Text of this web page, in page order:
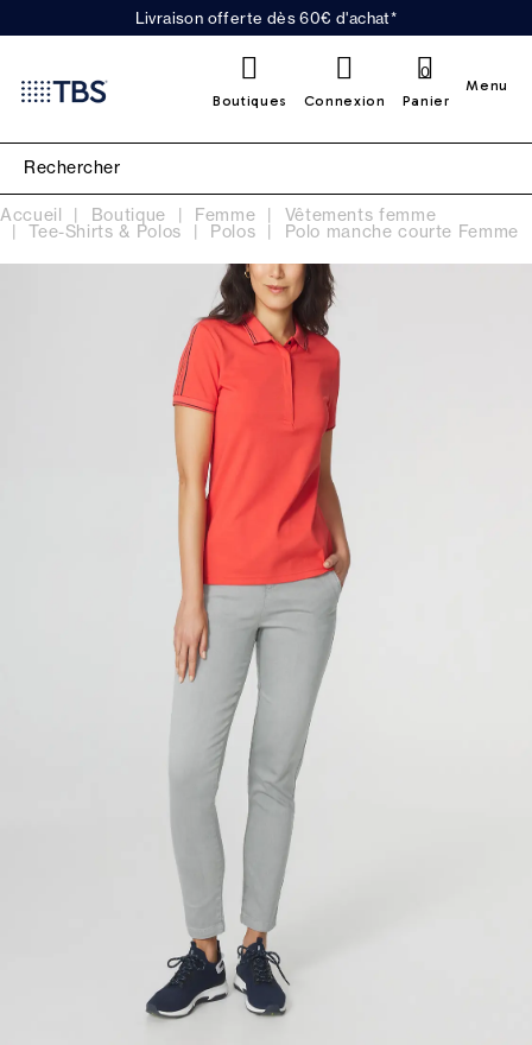
Livraison offerte dès 60€ d'achat*
Boutiques Connexion Panier
0
Menu
Accueil Boutique Femme Vêtements femme
Tee-Shirts & Polos Polos Polo manche courte Femme